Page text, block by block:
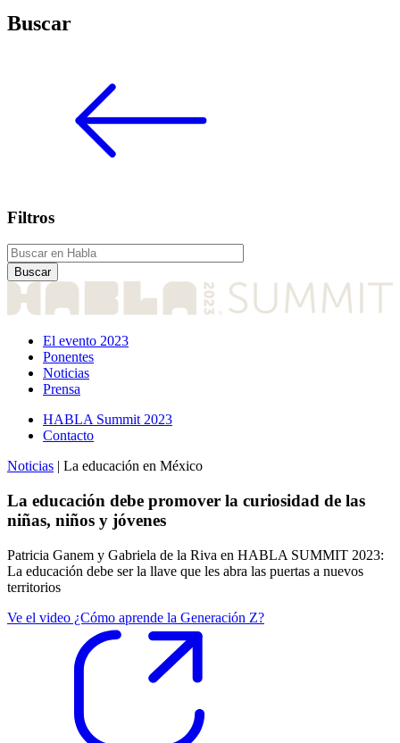
Buscar
Filtros
El evento 2023
Ponentes
Noticias
Prensa
HABLA Summit 2023
Contacto
Noticias | La educación en México
La educación debe promover la curiosidad de las
niñas, niños y jóvenes
Patricia Ganem y Gabriela de la Riva en HABLA SUMMIT 2023:
La educación debe ser la llave que les abra las puertas a nuevos
territorios
Ve el video ¿Cómo aprende la Generación Z?